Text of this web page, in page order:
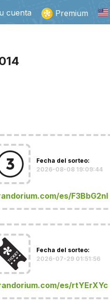
cuenta Premium
Fecha del sorteo:
2026-08-08 19:09:44
es/F3BbG2nI
Fecha del sorteo:
2026-07-29 01:51:56
es/rtYErXYc